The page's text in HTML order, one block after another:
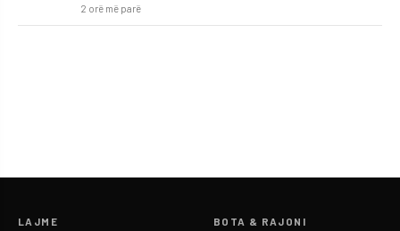
2 orë më parë
LAJME BOTA & RAJONI